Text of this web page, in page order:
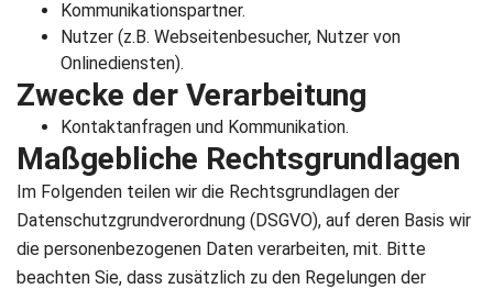
Kommunikationspartner.
Nutzer (z.B. Webseitenbesucher, Nutzer von
Onlinediensten).
Zwecke der Verarbeitung
Kontaktanfragen und Kommunikation.
Maßgebliche Rechtsgrundlagen
Im Folgenden teilen wir die Rechtsgrundlagen der
Datenschutzgrundverordnung (DSGVO), auf deren Basis wir
die personenbezogenen Daten verarbeiten, mit. Bitte
beachten Sie, dass zusätzlich zu den Regelungen der
Interessen und Ihr
Verhalten beim
Besuch unserer
Website mitteilen,
erhöhen Sie die
Wahrscheinlichkeit,
personalisierte
Inhalte und
Angebote zu
sehen.